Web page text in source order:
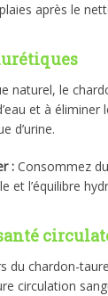
après le
naturel, le
et à éliminer
d’urine.
: Consommez
et l’équilibre
du chardon-
circulation